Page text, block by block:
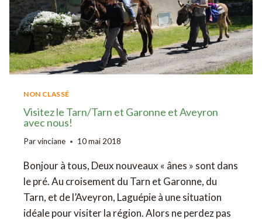
NON CLASSÉ
Visitez le Tarn/Tarn et Garonne et Aveyron
avec nous!
Parvinciane 10 mai 2018
Bonjour à tous, Deux nouveaux « ânes » sont dans
le pré. Au croisement du Tarn et Garonne, du
Tarn, et de l’Aveyron, Laguépie à une situation
idéale pour visiter la région. Alors ne perdez pas